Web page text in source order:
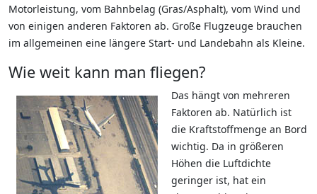
Motorleistung, vom Bahnbelag (Gras/Asphalt), vom Wind und
von einigen anderen Faktoren ab. Große Flugzeuge brauchen
im allgemeinen eine längere Start- und Landebahn als Kleine.
Wie weit kann man fliegen?
Das hängt von mehreren
Faktoren ab. Natürlich ist
die Kraftstoffmenge an Bord
wichtig. Da in größeren
Höhen die Luftdichte
geringer ist, hat ein